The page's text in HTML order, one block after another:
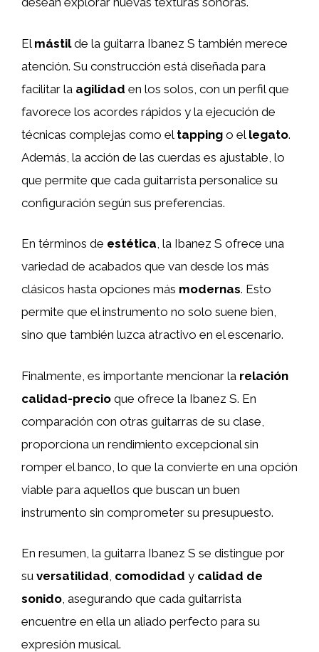
El mástilde la guitarra Ibanez S también merece
atención. Su construcción está diseñada para
facilitar la agilidad en los solos, con un perfil que
favorece los acordes rápidos y la ejecución de
técnicas complejas como el tapping o el legato.
Además, la acción de las cuerdas es ajustable, lo
que permite que cada guitarrista personalice su
configuración según sus preferencias.
En términos de estética, la Ibanez S ofrece una
variedad de acabados que van desde los más
clásicos hasta opciones más modernas. Esto
permite que el instrumento no solo suene bien,
sino que también luzca atractivo en el escenario.
Finalmente, es importante mencionar la relación
calidad-precio que ofrece la Ibanez S. En
comparación con otras guitarras de su clase,
proporciona un rendimiento excepcional sin
romper el banco, lo que la convierte en una opción
viable para aquellos que buscan un buen
instrumento sin comprometer su presupuesto.
En resumen, la guitarra Ibanez S se distingue por
su versatilidad, comodidad y calidad de
sonido, asegurando que cada guitarrista
encuentre en ella un aliado perfecto para su
expresión musical.